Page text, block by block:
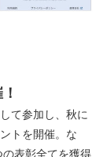
て参加し、秋に
トを開催。な
表彰全てを獲得